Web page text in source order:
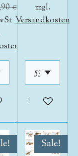
€
Warenkorb
zzgl.
Versandkosten
In den
Sale!